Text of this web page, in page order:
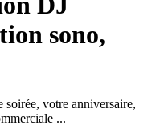
sono,
soirée, votre anniversaire,
...